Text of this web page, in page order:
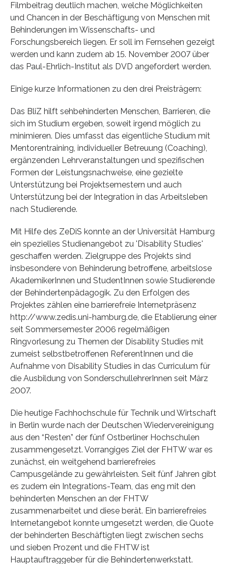
Filmbeitrag deutlich machen, welche Möglichkeiten
und Chancen in der Beschäftigung von Menschen mit
Behinderungen im Wissenschafts- und
Forschungsbereich liegen. Er soll im Fernsehen gezeigt
werden und kann zudem ab 15. November 2007 über
das Paul-Ehrlich-Institut als DVD angefordert werden.
Einige kurze Informationen zu den drei Preisträgern:
Das BliZ hilft sehbehinderten Menschen, Barrieren, die
sich im Studium ergeben, soweit irgend möglich zu
minimieren. Dies umfasst das eigentliche Studium mit
Mentorentraining, individueller Betreuung (Coaching),
ergänzenden Lehrveranstaltungen und spezifischen
Formen der Leistungsnachweise, eine gezielte
Unterstützung bei Projektsemestern und auch
Unterstützung bei der Integration in das Arbeitsleben
nach Studierende.
Mit Hilfe des ZeDiS konnte an der Universität Hamburg
ein spezielles Studienangebot zu 'Disability Studies'
geschaffen werden. Zielgruppe des Projekts sind
insbesondere von Behinderung betroffene, arbeitslose
AkademikerInnen und StudentInnen sowie Studierende
der Behindertenpädagogik. Zu den Erfolgen des
Projektes zählen eine barrierefreie Internetpräsenz
http://www.zedis.uni-hamburg.de, die Etablierung einer
seit Sommersemester 2006 regelmäßigen
Ringvorlesung zu Themen der Disability Studies mit
zumeist selbstbetroffenen ReferentInnen und die
Aufnahme von Disability Studies in das Curriculum für
die Ausbildung von SonderschullehrerInnen seit März
2007.
Die heutige Fachhochschule für Technik und Wirtschaft
in Berlin wurde nach der Deutschen Wiedervereinigung
aus den “Resten” der fünf Ostberliner Hochschulen
zusammengesetzt. Vorrangiges Ziel der FHTW war es
zunächst, ein weitgehend barrierefreies
Campusgelände zu gewährleisten. Seit fünf Jahren gibt
es zudem ein Integrations-Team, das eng mit den
behinderten Menschen an der FHTW
zusammenarbeitet und diese berät. Ein barrierefreies
Internetangebot konnte umgesetzt werden, die Quote
der behinderten Beschäftigten liegt zwischen sechs
und sieben Prozent und die FHTW ist
Hauptauftraggeber für die Behindertenwerkstatt.